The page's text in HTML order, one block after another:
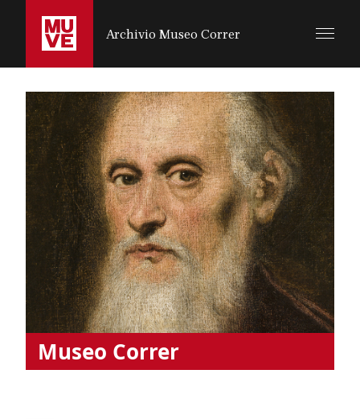
SALTA AL CONTENUTO PRINCIPALE
Archivio Museo Correr
Museo Correr